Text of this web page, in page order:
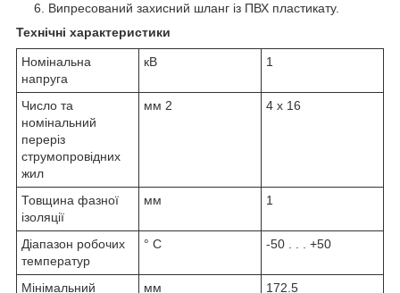
Випресований захисний шланг із ПВХ пластикату.
Технічні характеристики
Номінальна
напруга
кВ 1
Число та
номінальний
переріз
струмопровідних
жил
мм 2 4 x 16
Товщина фазної
ізоляції
мм 1
Діапазон робочих
температур
° С -50 . . . +50
Мінімальний мм 172.5